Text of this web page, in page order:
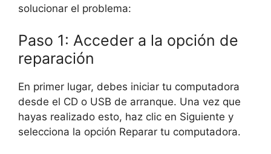
solucionar el problema:
Paso 1: Acceder a la opción de
reparación
En primer lugar, debes iniciar tu computadora
desde el CD o USB de arranque. Una vez que
hayas realizado esto, haz clic en Siguiente y
selecciona la opción Reparar tu computadora.